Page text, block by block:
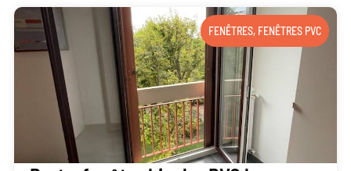
FENÊTRES, FENÊTRES PVC